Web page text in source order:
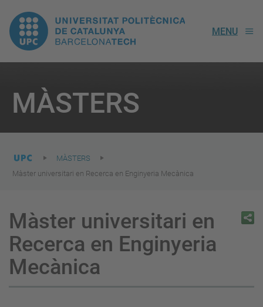
UPC.
Universitat
Politècnica
de
Catalunya
MENU
MÀSTERS
are
here:
MÀSTERS
Màster universitari en Recerca en Enginyeria Mecànica
Màster universitari en
Recerca en Enginyeria
Mecànica